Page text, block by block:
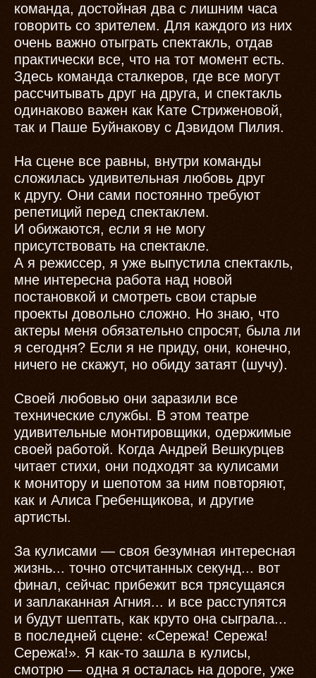
команда, достойная два с лишним часа
говорить со зрителем. Для каждого из них
очень важно отыграть спектакль, отдав
практически все, что на тот момент есть.
Здесь команда сталкеров, где все могут
рассчитывать друг на друга, и спектакль
одинаково важен как Кате Стриженовой,
так и Паше Буйнакову с Дэвидом Пилия.
На сцене все равны, внутри команды
сложилась удивительная любовь друг
к другу. Они сами постоянно требуют
репетиций перед спектаклем.
И обижаются, если я не могу
присутствовать на спектакле.
А я режиссер, я уже выпустила спектакль,
мне интересна работа над новой
постановкой и смотреть свои старые
проекты довольно сложно. Но знаю, что
актеры меня обязательно спросят, была ли
я сегодня? Если я не приду, они, конечно,
ничего не скажут, но обиду затаят (шучу).
Своей любовью они заразили все
технические службы. В этом театре
удивительные монтировщики, одержимые
своей работой. Когда Андрей Вешкурцев
читает стихи, они подходят за кулисами
к монитору и шепотом за ним повторяют,
как и Алиса Гребенщикова, и другие
артисты.
За кулисами — своя безумная интересная
жизнь... точно отсчитанных секунд... вот
финал, сейчас прибежит вся трясущаяся
и заплаканная Агния... и все расступятся
и будут шептать, как круто она сыграла...
в последней сцене: «Сережа! Сережа!
Сережа!». Я как-то зашла в кулисы,
смотрю — одна я осталась на дороге, уже